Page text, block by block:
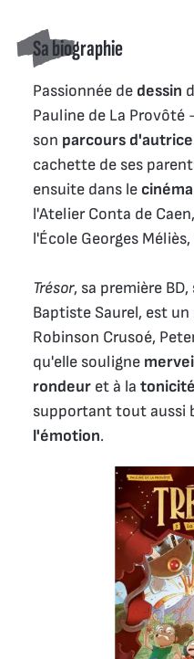
Sa biographie
Passionnée de dessin
Pauline de La
son parcours d'autrice
cachette de ses
ensuite dans le
l'Atelier Conta de
l'École Georges Méliès,
Trésor, sa première
Baptiste Saurel, est un
Robinson Crusoé,
qu'elle souligne
rondeur et à la tonicité
supportant tout aussi
l'émotion.